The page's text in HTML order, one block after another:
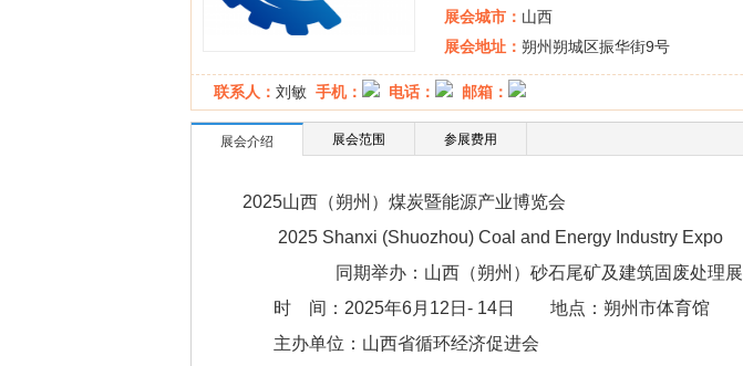
展会城市： 山西
展会地址： 朔州朔城区振华街9号
联系人： 刘敏 手机： 电话： 邮箱：
展会介绍 展会范围 参展费用
2025山西（朔州）煤炭暨能源产业博览会
2025 Shanxi (Shuozhou) Coal and Energy Industry Expo
同期举办：山西（朔州）砂石尾矿及建筑固废处理展
时 间：2025年6月12日- 14日 地点：朔州市体育馆
主办单位：山西省循环经济促进会